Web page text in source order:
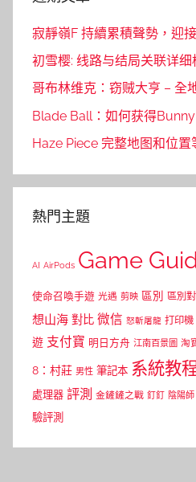
寂靜嶺F 持續累積聲勢，迎
初雪樱: 线路与结局关联详细
哥布林维克：窃贼大亨 – 全
Blade Ball：如何获得
Haze Piece 完整地图和位置
熱門主題
AI AirPods Game
使命召喚手遊 光遇 剪映 區別 區別
想山海 對比 微信 怒斬屠龍 打印機
遊 支付寶 明日方舟 江南百景圖 淘
8：村莊 男性 筆記本 系統教
處理器 評測 金鏟鏟之戰 釘釘 陰陽師
驗評測